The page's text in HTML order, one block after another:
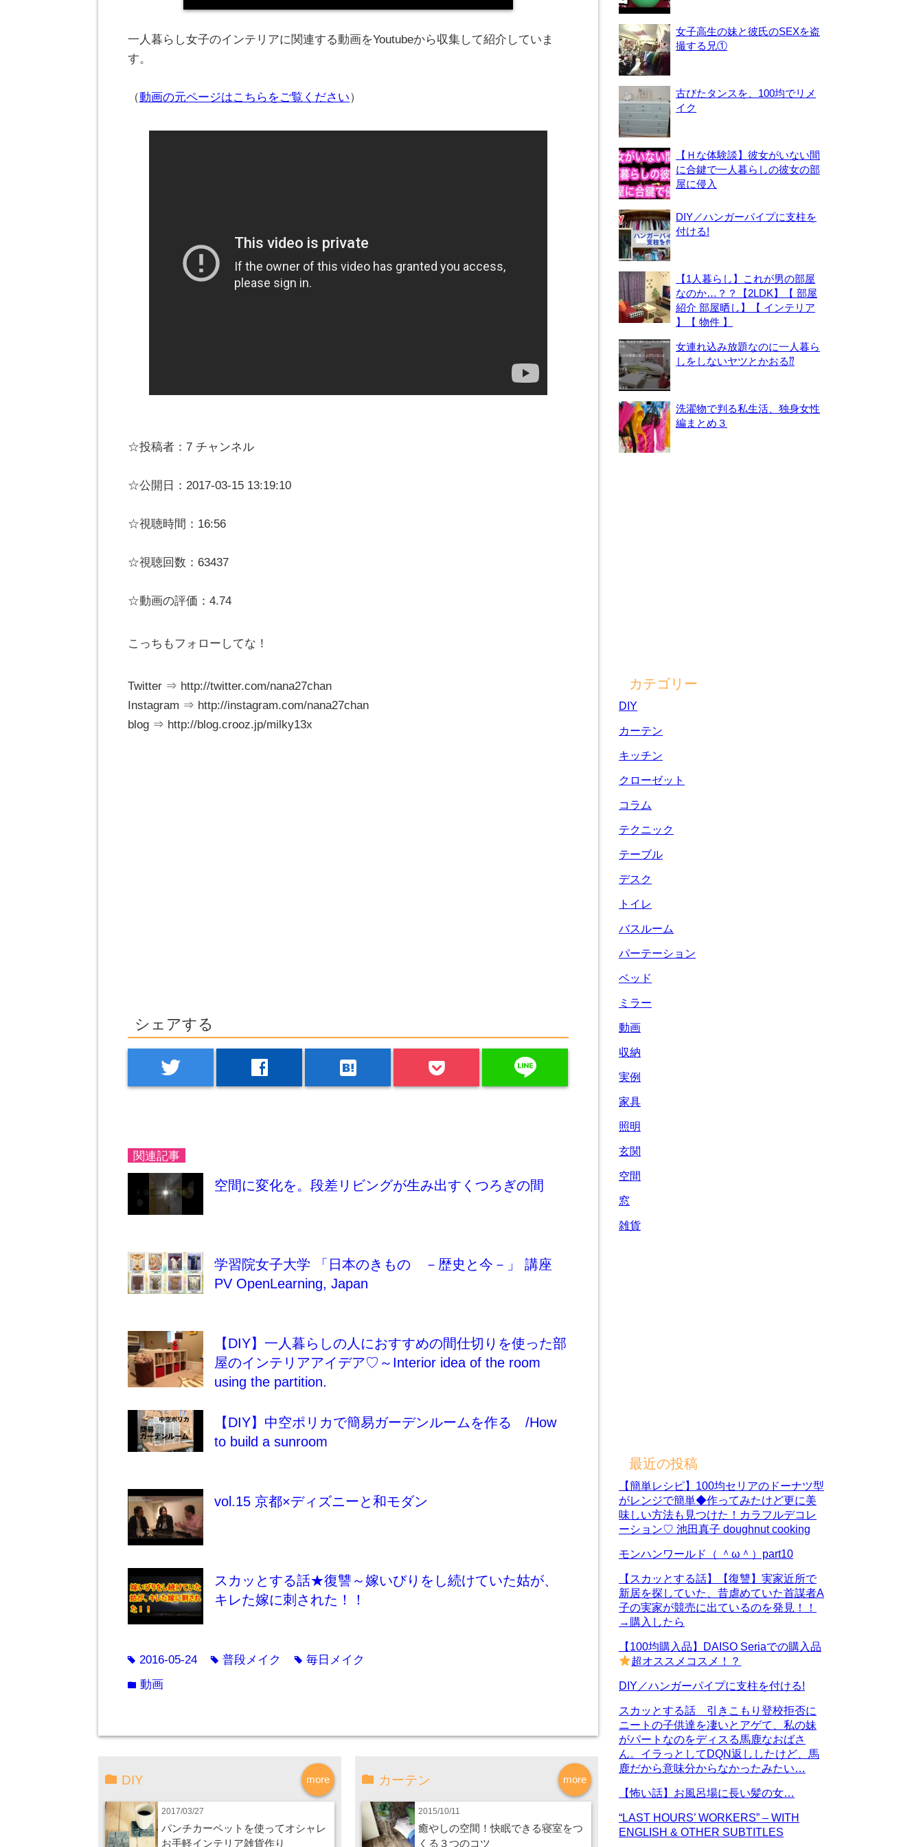
一人暮らし女子のインテリアに関連する動画をYoutubeから収集して紹介していま
す。
（動画の元ページはこちらをご覧ください）
☆投稿者：7 チャンネル
☆公開日：2017-03-15 13:19:10
☆視聴時間：16:56
☆視聴回数：63437
☆動画の評価：4.74
こっちもフォローしてな！
Twitter ⇒ http://twitter.com/nana27chan
Instagram ⇒ http://instagram.com/nana27chan
blog ⇒ http://blog.crooz.jp/milky13x
シェアする
twitter facebook hatenabookmark line
関連記事
空間に変化を。段差リビングが生み出すくつろぎの間
学習院女子大学 「日本のきもの －歴史と今－」 講座
PV OpenLearning, Japan
【DIY】一人暮らしの人におすすめの間仕切りを使った部
屋のインテリアアイデア♡～Interior idea of the room
using the partition.
【DIY】中空ポリカで簡易ガーデンルームを作る /How
to build a sunroom
vol.15 京都×ディズニーと和モダン
スカッとする話★復讐～嫁いびりをし続けていた姑が、
キレた嫁に刺された！！
tag 2016-05-24 tag 普段メイク tag 毎日メイク
folder 動画
more
DIY
2017/03/27
パンチカーペットを使ってオシャレ
お手軽インテリア雑貨作り
more
カーテン
2015/10/11
癒やしの空間！快眠できる寝室をつ
くる３つのコツ
女子高生の妹と彼氏のSEXを盗
撮する兄①
古びたタンスを、100均でリメ
イク
【Ｈな体験談】彼女がいない間
に合鍵で一人暮らしの彼女の部
屋に侵入
DIY／ハンガーパイプに支柱を
付ける!
【1人暮らし】これが男の部屋
なのか…？？【2LDK】【 部屋
紹介 部屋晒し】【 インテリア
】【 物件 】
女連れ込み放題なのに一人暮ら
しをしないヤツとかおる⁇
洗濯物で判る私生活、独身女性
編まとめ３
カテゴリー
DIY
カーテン
キッチン
クローゼット
コラム
テクニック
テーブル
デスク
トイレ
バスルーム
パーテーション
ベッド
ミラー
動画
収納
実例
家具
照明
玄関
空間
窓
雑貨
最近の投稿
【簡単レシピ】100均セリアのドーナツ型
がレンジで簡単◆作ってみたけど更に美
味しい方法も見つけた！カラフルデコレ
ーション♡ 池田真子 doughnut cooking
モンハンワールド（ ＾ω＾）part10
【スカッとする話】【復讐】実家近所で
新居を探していた、昔虐めていた首謀者A
子の実家が競売に出ているのを発見！！
→購入したら
【100均購入品】DAISO Seriaでの購入品
超オススメコスメ！？
DIY／ハンガーパイプに支柱を付ける!
スカッとする話 引きこもり登校拒否に
ニートの子供達を凄いとアゲて、私の妹
がパートなのをディスる馬鹿なおばさ
ん。イラっとしてDQN返ししたけど、馬
鹿だから意味分からなかったみたい…
【怖い話】お風呂場に長い髪の女…
“LAST HOURS’ WORKERS” – WITH
ENGLISH & OTHER SUBTITLES